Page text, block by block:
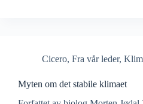
Cicero, Fra vår leder,
Myten om det stabile klimaet